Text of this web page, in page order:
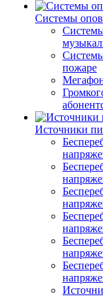
Системы
пожаре
Источники